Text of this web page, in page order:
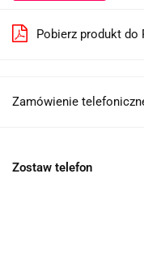
Pobierz produkt do
Zamówienie
Zostaw telefon